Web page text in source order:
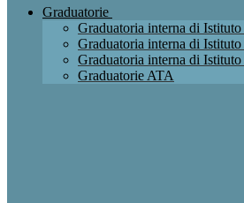
Graduatorie
Graduatoria interna di
Graduatoria interna di
Graduatoria interna di
Graduatorie ATA